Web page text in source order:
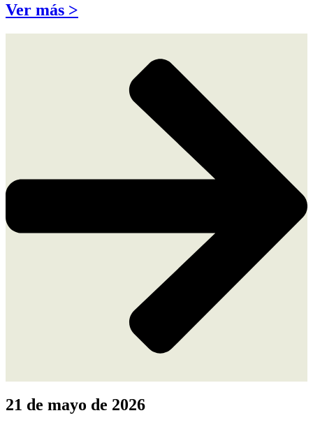
Ver más >
21 de mayo de 2026